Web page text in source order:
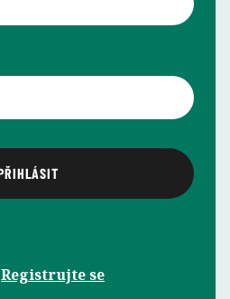
Registrujte se